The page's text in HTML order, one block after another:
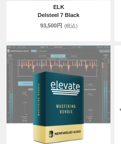
ELK
Delsteel 7 Black
93,500円 (税込)